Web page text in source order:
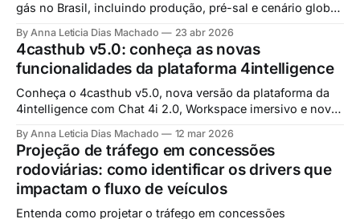
gás no Brasil, incluindo produção, pré-sal e cenário global,
By Anna Leticia Dias Machado 23 abr 2026
4casthub v5.0: conheça as novas
funcionalidades da plataforma 4intelligence
Conheça o 4casthub v5.0, nova versão da plataforma da
4intelligence com Chat 4i 2.0, Workspace imersivo e novas
estratégico.
By Anna Leticia Dias Machado 12 mar 2026
Projeção de tráfego em concessões
rodoviárias: como identificar os drivers que
impactam o fluxo de veículos
Entenda como projetar o tráfego em concessões